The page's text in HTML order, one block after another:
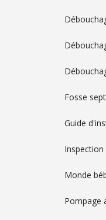
Fosse
Guide
Monde
Pompage